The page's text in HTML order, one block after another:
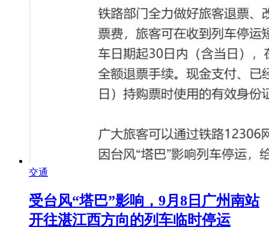
交通
受台风“塔巴”影响，9月8日广州南站
开往湛江西方向的列车临时停运